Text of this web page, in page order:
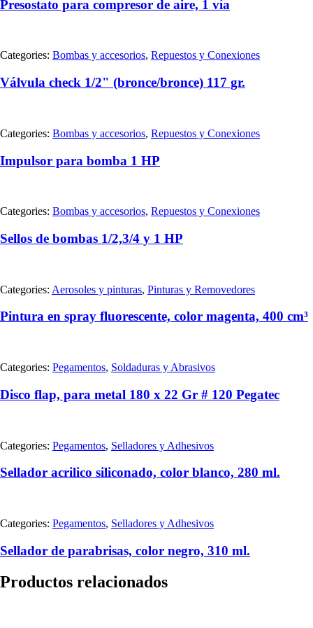
Presostato para compresor de aire, 1 vía
Categories: Bombas y accesorios, Repuestos y Conexiones
Válvula check 1/2" (bronce/bronce) 117 gr.
Categories: Bombas y accesorios, Repuestos y Conexiones
Impulsor para bomba 1 HP
Categories: Bombas y accesorios, Repuestos y Conexiones
Sellos de bombas 1/2,3/4 y 1 HP
Categories: Aerosoles y pinturas, Pinturas y Removedores
Pintura en spray fluorescente, color magenta, 400 cm³
Categories: Pegamentos, Soldaduras y Abrasivos
Disco flap, para metal 180 x 22 Gr # 120 Pegatec
Categories: Pegamentos, Selladores y Adhesivos
Sellador acrilico siliconado, color blanco, 280 ml.
Categories: Pegamentos, Selladores y Adhesivos
Sellador de parabrisas, color negro, 310 ml.
Productos relacionados